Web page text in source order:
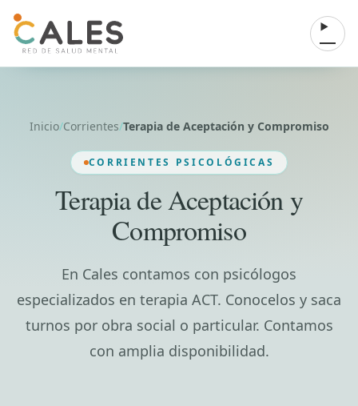
Abrir
Inicio/Corrientes/Terapia de Aceptación y Compromiso
CORRIENTES PSICOLÓGICAS
Terapia de Aceptación y
Compromiso
En Cales contamos con psicólogos
especializados en terapia ACT. Conocelos y saca
turnos por obra social o particular. Contamos
con amplia disponibilidad.